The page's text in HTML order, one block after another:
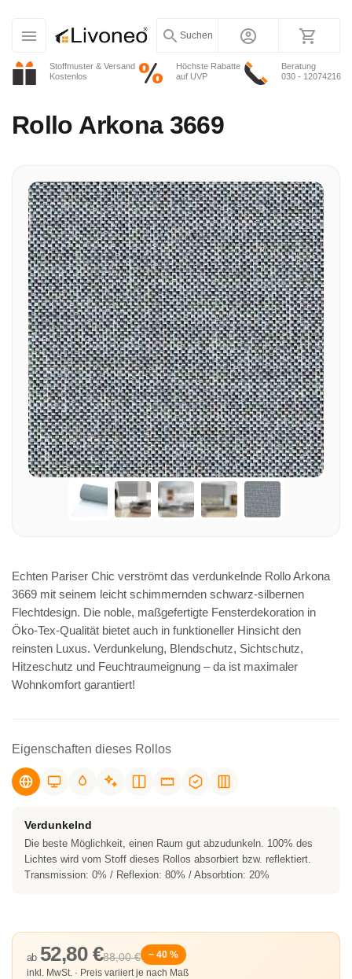
Stoffmuster & Versand
Kostenlos
Höchste Rabatte
auf UVP
Beratung
030 - 12074216
Suchen
Rollo Arkona 3669
Echten Pariser Chic verströmt das verdunkelnde Rollo Arkona
3669 mit seinem leicht schimmernden schwarz-silbernen
Flechtdesign. Die noble, maßgefertigte Fensterdekoration in
Öko-Tex-Qualität bietet auch in funktioneller Hinsicht den
reinsten Luxus. Verdunkelung, Blendschutz, Sichtschutz,
Hitzeschutz und Feuchtraumeignung – da ist maximaler
Wohnkomfort garantiert!
Eigenschaften dieses Rollos
Verdunkelnd
Die beste Möglichkeit, einen Raum gut abzudunkeln. 100% des
Lichtes wird vom Stoff dieses Rollos absorbiert bzw. reflektiert.
Transmission: 0% / Reflexion: 80% / Absorbtion: 20%
88,00 €
ab 52,80 €
− 40 %
inkl. MwSt. · Preis variiert je nach Maß